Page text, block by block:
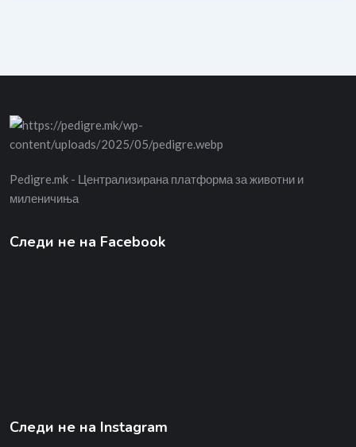
Pedigre.mk - Централизирана платформа за животни и
миленичиња
Следи не на Facebook
Следи не на Instagram